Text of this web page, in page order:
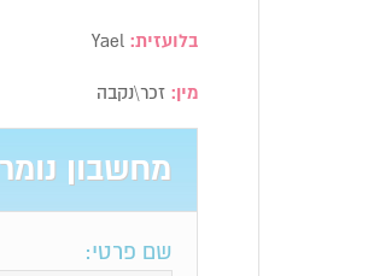
בלועזית:
מין: זכר\נקבה
מחשבון
שם פרטי: